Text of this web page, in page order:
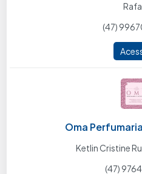
(47)
Oma
Ketlin Cristine
(47)